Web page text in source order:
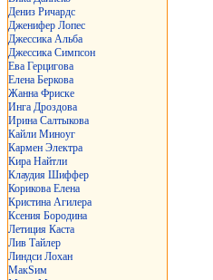
Дениз Ричардс
Дженифер Лопес
Джессика Альба
Джессика Симпсон
Ева Герцигова
Елена Беркова
Жанна Фриске
Инга Дроздова
Ирина Салтыкова
Кайли Миноуг
Кармен Электра
Кира Найтли
Клаудия Шиффер
Корикова Елена
Кристина Агилера
Ксения Бородина
Летиция Каста
Лив Тайлер
Линдси Лохан
МакSим